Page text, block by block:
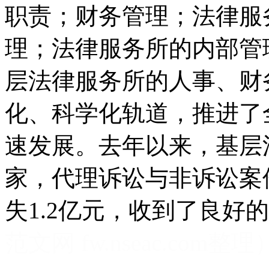
职责；财务管理；法律
理；法律服务所的内部
层法律服务所的人事、
化、科学化轨道，推进
速发展。去年以来，基
家，代理诉讼与非诉讼
失1.2亿元，收到了良好